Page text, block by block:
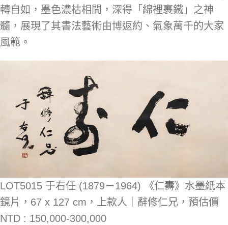
轉自如，墨色濃枯相間，深得「綿裡裹鐵」之神
髓，展現了其書法藝術由博返約、氣象萬千的大家
風範。
LOT5015 于右任 (1879－1964) 《仁壽》水墨紙本
鏡片，67 x 127 cm，上款人｜辭修仁兄，預估價
NTD : 150,000-300,000